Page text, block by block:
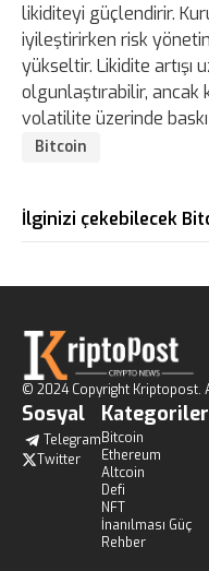
likiditeyi güçlendirir.
iyileştirirken risk
yükseltir. Likidite artışı
olgunlaştırabilir, ancak
volatilite üzerinde
Bitcoin
İlginizi çekebilecek
© 2024 Copyright Kriptopost.
Sosyal
Telegram
Twitter
Kategoriler
Bitcoin
Ethereum
Altcoin
Defi
NFT
İnanılması Güç
Rehber